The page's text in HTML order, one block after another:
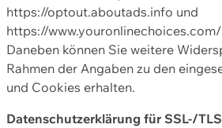
https://optout.aboutads.info und
https://
Daneben können Sie weitere
Rahmen der Angaben zu den
und Cookies erhalten.
Datenschutzerklärung für SSL-/